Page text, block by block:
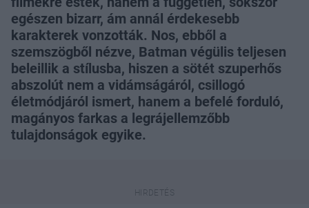
egészen bizarr, ám annál érdekesebb
karakterek vonzották. Nos, ebből a
szemszögből nézve, Batman végülis teljesen
beleillik a stílusba, hiszen a sötét szuperhős
abszolút nem a vidámságáról, csillogó
életmódjáról ismert, hanem a befelé forduló,
magányos farkas a legrájellemzőbb
tulajdonságok egyike.